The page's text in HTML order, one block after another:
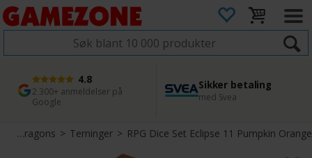
4.8
2 300+ anmeldelser på
Google
Sikker betaling
med Svea
1 dags levering
Bestill innen kl. 12
45 dager returfrist
Enkel retur
Dungeons & Dragons>Terninger> RPG Dice Set Eclipse 11 Pumpkin Orange